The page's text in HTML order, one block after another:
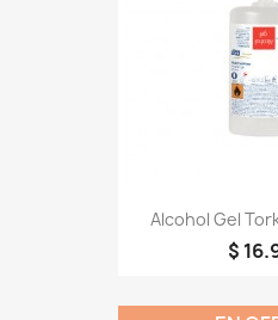
Alcohol Gel
$